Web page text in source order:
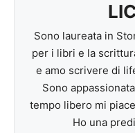
Sono laureata in
per i libri e la
e amo scrivere di
Sono
tempo libero mi
Ho una